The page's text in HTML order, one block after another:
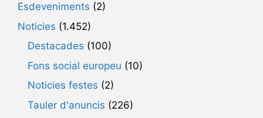
Esdeveniments (2)
Noticies (1.452)
Destacades (100)
Fons social europeu (10)
Noticies festes (2)
Tauler d'anuncis (226)